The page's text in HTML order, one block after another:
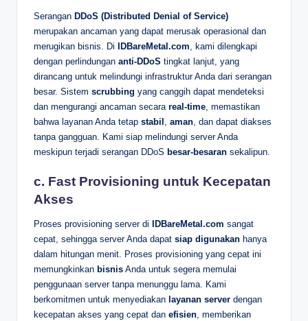
Serangan DDoS (Distributed Denial of Service)
merupakan ancaman yang dapat merusak operasional dan
merugikan bisnis. Di
IDBareMetal.com , kami dilengkapi
dengan perlindungan anti-DDoS tingkat lanjut, yang
dirancang untuk melindungi infrastruktur Anda dari serangan
besar. Sistem scrubbing yang canggih dapat mendeteksi
dan mengurangi ancaman secara real-time , memastikan
bahwa layanan Anda tetap stabil aman , dan dapat diakses
tanpa gangguan. Kami siap melindungi server Anda
meskipun terjadi serangan DDoS besar-besaran sekalipun.
c. Fast Provisioning untuk Kecepatan
Akses
Proses provisioning server di IDBareMetal.com sangat
cepat, sehingga server Anda dapat siap digunakan hanya
dalam hitungan menit. Proses provisioning yang cepat ini
memungkinkan bisnis Anda untuk segera memulai
penggunaan server tanpa menunggu lama. Kami
berkomitmen untuk menyediakan layanan server dengan
kecepatan akses yang cepat dan efisien, memberikan